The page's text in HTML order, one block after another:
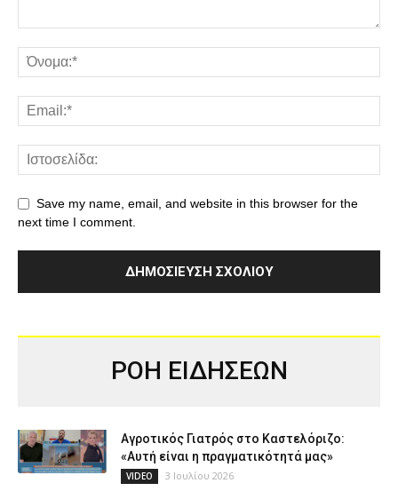
Save my name, email, and website in this browser for the
next time I comment.
ΡΟΗ ΕΙΔΗΣΕΩΝ
Αγροτικός Γιατρός στο Καστελόριζο:
«Αυτή είναι η πραγματικότητά μας»
VIDEO 3 Ιουλίου 2026